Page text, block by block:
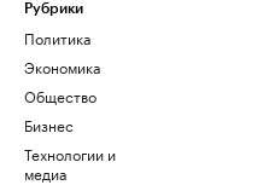
Рубрики
Политика
Экономика
Общество
Бизнес
Технологии и
медиа